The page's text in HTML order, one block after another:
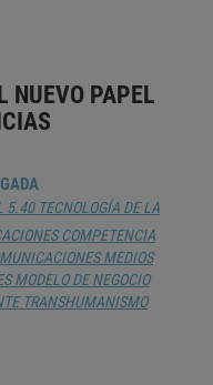
NUEVO PAPEL
5.40 TECNOLOGÍA DE LA
COMPETENCIA
MEDIOS
MODELO DE NEGOCIO
TRANSHUMANISMO